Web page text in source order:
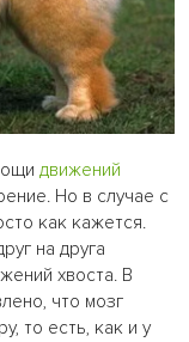
движений
Но в случае с
как кажется.
на друга
хвоста. В
что мозг
то есть, как и у